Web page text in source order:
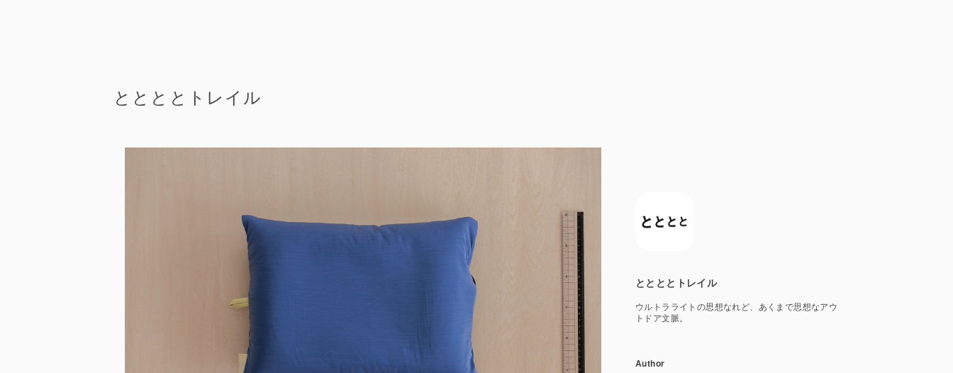
ととととトレイル
ととととトレイル
ウルトラライトの思想なれど、あくまで思想なアウ
トドア文脈。
Author